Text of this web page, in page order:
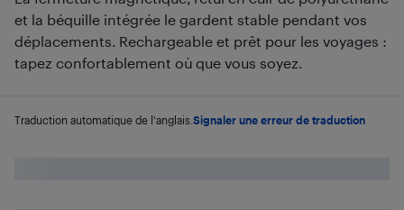
et la béquille intégrée le gardent stable pendant vos
déplacements. Rechargeable et prêt pour les voyages :
tapez confortablement où que vous soyez.
Traduction automatique de l'anglais. Signaler une erreur de traduction